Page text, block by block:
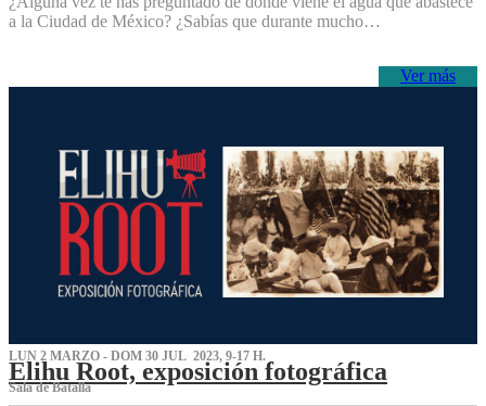
a la Ciudad de México? ¿Sabías que durante mucho…
Ver más
LUN 2 MARZO - DOM 30 JUL 2023, 9-17 H.
Elihu Root, exposición fotográfica
Sala de Batalla